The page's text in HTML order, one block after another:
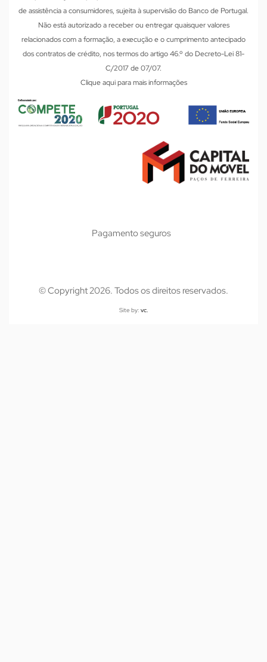
de assistência a consumidores, sujeita à supervisão do Banco de Portugal.
Não está autorizado a receber ou entregar quaisquer valores
relacionados com a formação, a execução e o cumprimento antecipado
dos contratos de crédito, nos termos do artigo 46.º do Decreto-Lei 81-
C/2017 de 07/07.
Clique aqui para mais informações
© Copyright 2026. Todos os direitos reservados.
Site by: vc.
Pagamento seguros